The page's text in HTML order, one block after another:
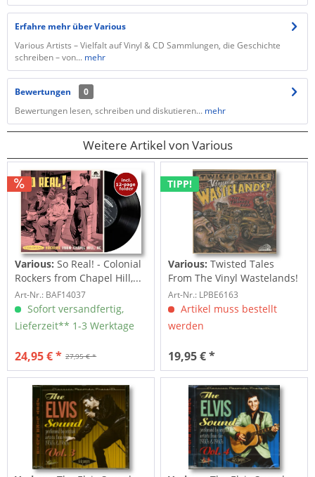
Erfahre mehr über Various
Various Artists – Vielfalt auf Vinyl & CD Sammlungen, die Geschichte
schreiben – von... mehr
Bewertungen
0
Bewertungen lesen, schreiben und diskutieren... mehr
Weitere Artikel von Various
Various:So Real! - Colonial
Rockers from Chapel Hill,...
Art-Nr.: BAF14037
Sofort versandfertig,
Lieferzeit** 1-3 Werktage
27,95 € *
24,95 € *
TIPP!
Various:Twisted Tales
From The Vinyl Wastelands!
Vol.5...
Art-Nr.: LPBE6163
Artikel muss bestellt
werden
19,95 € *